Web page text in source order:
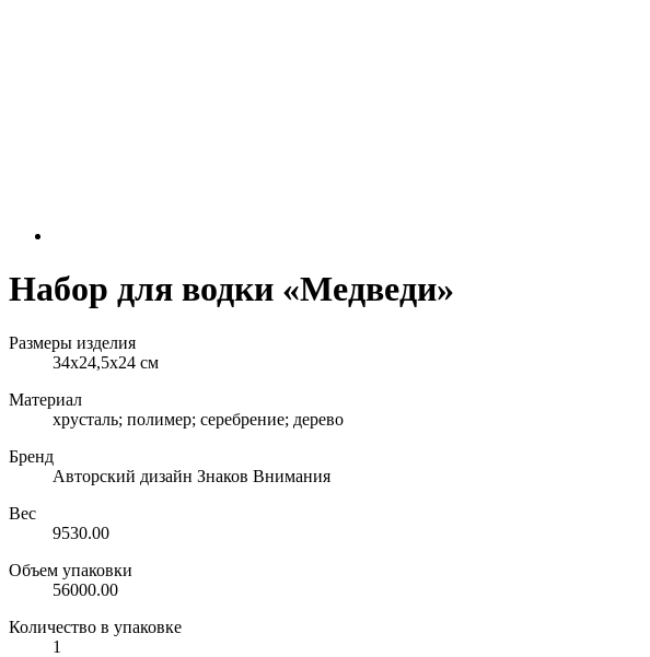
Набор для водки «Медведи»
Размеры изделия
34х24,5х24 см
Материал
хрусталь; полимер; серебрение; дерево
Бренд
Авторский дизайн Знаков Внимания
Вес
9530.00
Объем упаковки
56000.00
Количество в упаковке
1